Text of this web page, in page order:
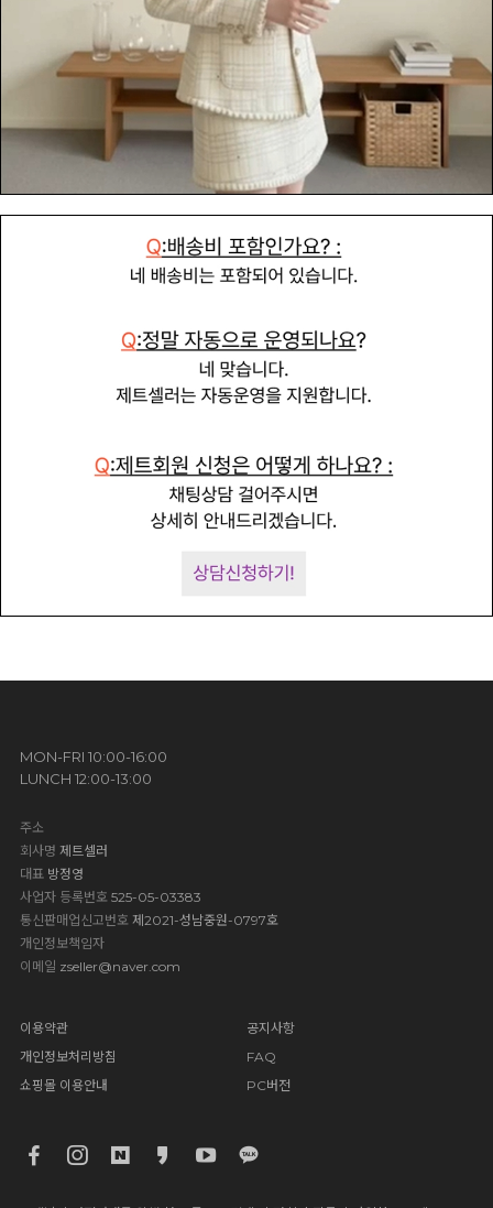
MON-FRI 10:00-16:00
LUNCH 12:00-13:00
주소
회사명 제트셀러
대표방정영
사업자 등록번호 525-05-03383
통신판매업신고번호 제2021-성남중원-0797호
개인정보책임자
이메일 zseller@naver.com
이용약관
개인정보처리방침
쇼핑몰 이용안내
공지사항
FAQ
PC버전